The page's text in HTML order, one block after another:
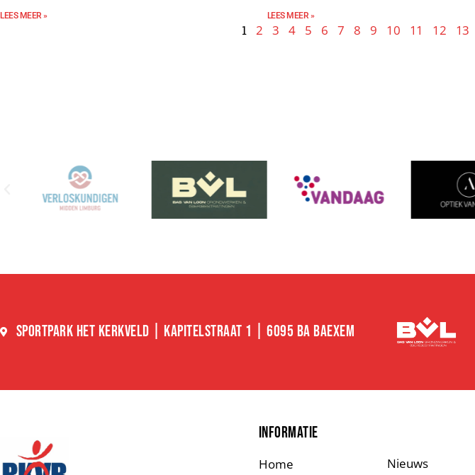
LEES MEER » LEES MEER »
1 2 3 4 5 6 7 8 9 10 11 12 13
SPORTPARK HET KERKVELD | KAPITELSTRAAT 1 | 6095 BA BAEXEM
INFORMATIE
Home
Nieuws